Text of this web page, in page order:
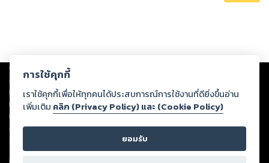
Copyright © 2026
ต่อผลงานหรือเนื้อหาใดที่อัปโหลดผ่านเว็บไซต์และปรากฏว่าละเมิดสิทธิใน
ทรัพย์สินทางปัญญาของบุคคลอื่นหรือขัดต่อกฎหมายและศีลธรรม ดังนั้น ผู้อ่าน
ทุกท่านโปรดใช้วิจารณญาณในการกลั่นกรองด้วยตนเอง และหากท่านพบว่าส่วน
หนึ่งส่วนใดขัดต่อกฎหมายและศีลธรรม กรุณาแจ้งมายังบริษัท เพื่อทีมงานจะได้
ดำเนินการในทันที ทั้งนี้ ทางสตอรี่ล็อกขอสงวนลิขสิทธิ์ตามพระราชบัญญัติ
ลิขสิทธิ์ พ.ศ. 2537 (ฉบับล่าสุด)
การใช้คุกกี้
เราใช้คุกกี้เพื่อให้ทุกคนได้ประสบการณ์การใช้งานที่ดียิ่งขึ้นอ่าน
เพิ่มเติม คลิก (Privacy Policy) และ (Cookie Policy)
ยอมรับ